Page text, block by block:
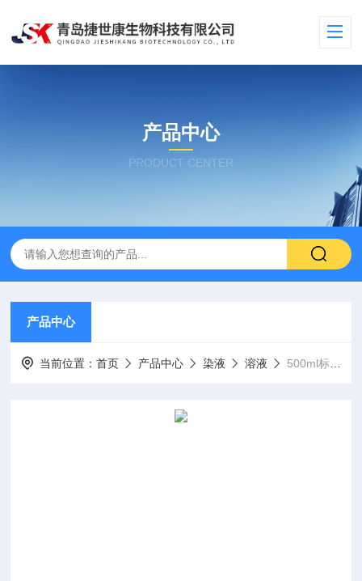
产品中心
PRODUCT CENTER
产品中心
当前位置：首页 产品中心 染液 溶液 500ml标准果糖溶液（1mg/ml，GB/T 5009）